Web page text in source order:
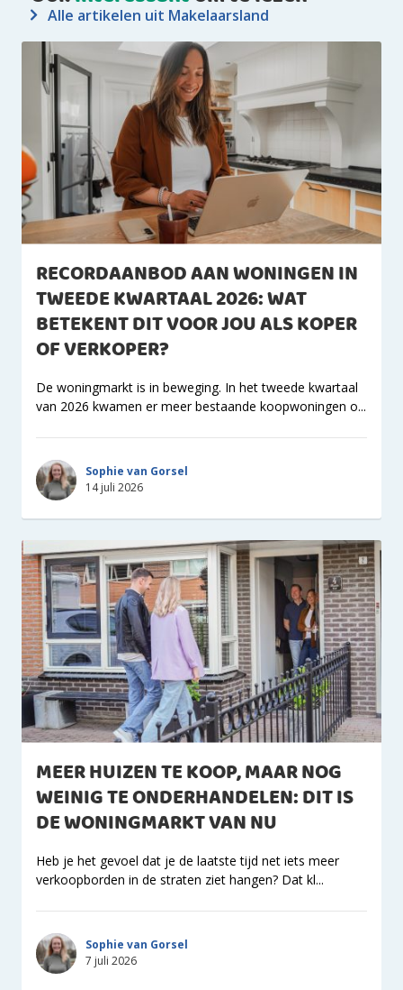
Alle artikelen uit Makelaarsland
RECORDAANBOD AAN WONINGEN IN
TWEEDE KWARTAAL 2026: WAT
BETEKENT DIT VOOR JOU ALS KOPER
OF VERKOPER?
De woningmarkt is in beweging. In het tweede kwartaal
van 2026 kwamen er meer bestaande koopwoningen o...
Sophie van Gorsel
14 juli 2026
MEER HUIZEN TE KOOP, MAAR NOG
WEINIG TE ONDERHANDELEN: DIT IS
DE WONINGMARKT VAN NU
Heb je het gevoel dat je de laatste tijd net iets meer
verkoopborden in de straten ziet hangen? Dat kl...
Sophie van Gorsel
7 juli 2026